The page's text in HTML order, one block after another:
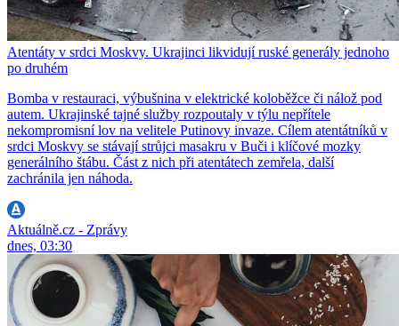
Atentáty v srdci Moskvy. Ukrajinci likvidují ruské generály jednoho
po druhém
Bomba v restauraci, výbušnina v elektrické koloběžce či nálož pod
autem. Ukrajinské tajné služby rozpoutaly v týlu nepřítele
nekompromisní lov na velitele Putinovy invaze. Cílem atentátníků v
srdci Moskvy se stávají strůjci masakru v Buči i klíčové mozky
generálního štábu. Část z nich při atentátech zemřela, další
zachránila jen náhoda.
Aktuálně.cz - Zprávy
dnes, 03:30